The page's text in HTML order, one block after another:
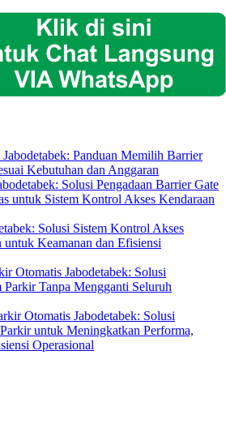
Panduan Memilih Barrier
Kebutuhan dan Anggaran
Solusi Pengadaan Barrier Gate
untuk Sistem Kontrol Akses Kendaraan
Solusi Sistem Kontrol Akses
Keamanan dan Efisiensi
Otomatis Jabodetabek: Solusi
Parkir Tanpa Mengganti Seluruh
Otomatis Jabodetabek: Solusi
untuk Meningkatkan Performa,
Operasional